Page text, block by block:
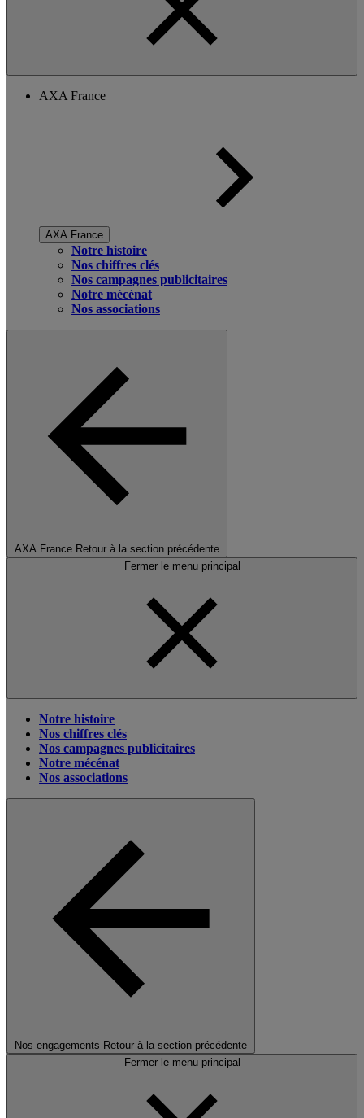
AXA France
AXA France
Notre histoire
Nos chiffres clés
Nos campagnes publicitaires
Notre mécénat
Nos associations
AXA France Retour à la section précédente
Fermer le menu principal
Notre histoire
Nos chiffres clés
Nos campagnes publicitaires
Notre mécénat
Nos associations
Nos engagements Retour à la section précédente
Fermer le menu principal